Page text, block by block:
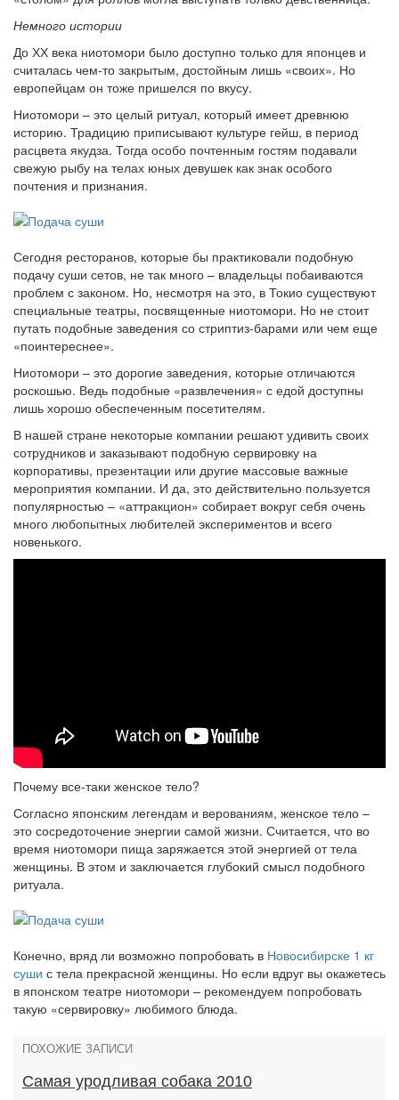
Немного истории
До ХХ века ниотомори было доступно только для японцев и
считалась чем-то закрытым, достойным лишь «своих». Но
европейцам он тоже пришелся по вкусу.
Ниотомори – это целый ритуал, который имеет древнюю
историю. Традицию приписывают культуре гейш, в период
расцвета якудза. Тогда особо почтенным гостям подавали
свежую рыбу на телах юных девушек как знак особого
почтения и признания.
Сегодня ресторанов, которые бы практиковали подобную
подачу суши сетов, не так много – владельцы побаиваются
проблем с законом. Но, несмотря на это, в Токио существуют
специальные театры, посвященные ниотомори. Но не стоит
путать подобные заведения со стриптиз-барами или чем еще
«поинтереснее».
Ниотомори – это дорогие заведения, которые отличаются
роскошью. Ведь подобные «развлечения» с едой доступны
лишь хорошо обеспеченным посетителям.
В нашей стране некоторые компании решают удивить своих
сотрудников и заказывают подобную сервировку на
корпоративы, презентации или другие массовые важные
мероприятия компании. И да, это действительно пользуется
популярностью – «аттракцион» собирает вокруг себя очень
много любопытных любителей экспериментов и всего
новенького.
Почему все-таки женское тело?
Согласно японским легендам и верованиям, женское тело –
это сосредоточение энергии самой жизни. Считается, что во
время ниотомори пища заряжается этой энергией от тела
женщины. В этом и заключается глубокий смысл подобного
ритуала.
Конечно, вряд ли возможно попробовать в Новосибирске 1 кг
суши с тела прекрасной женщины. Но если вдруг вы окажетесь
в японском театре ниотомори – рекомендуем попробовать
такую «сервировку» любимого блюда.
ПОХОЖИЕ ЗАПИСИ
Самая уродливая собака 2010